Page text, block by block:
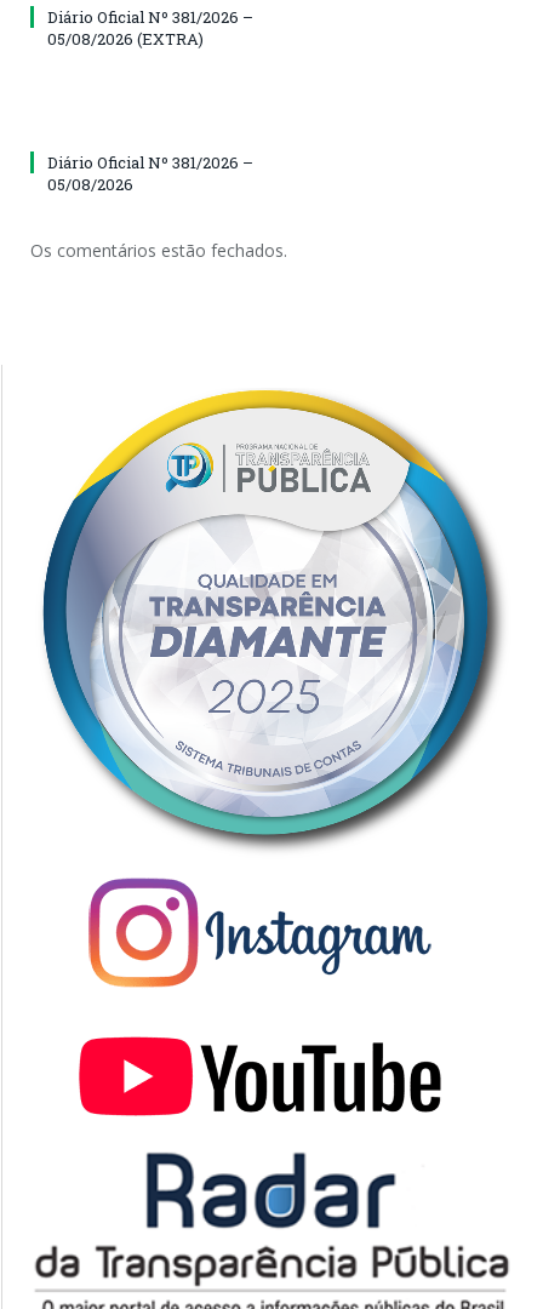
Diário Oficial Nº 381/2026 –
05/08/2026 (EXTRA)
Diário Oficial Nº 381/2026 –
05/08/2026
Os comentários estão fechados.